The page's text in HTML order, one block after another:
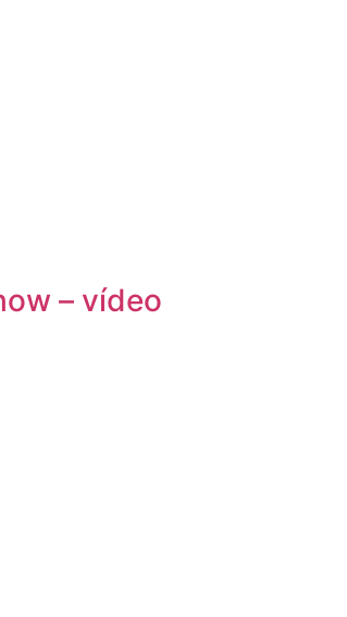
– vídeo